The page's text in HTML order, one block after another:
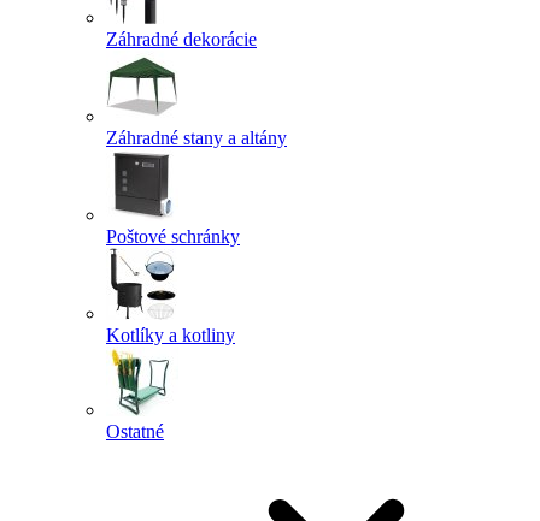
Záhradné dekorácie
Záhradné stany a altány
Poštové schránky
Kotlíky a kotliny
Ostatné